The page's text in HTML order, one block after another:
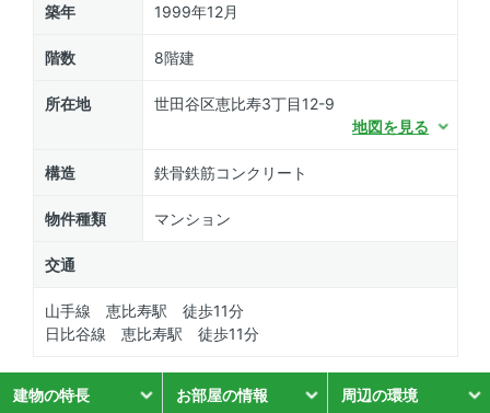
築年 1999年12月
階数 8階建
所在地
世田谷区恵比寿3丁目12-9
地図を見る
構造 鉄骨鉄筋コンクリート
物件種類 マンション
交通
山手線 恵比寿駅 徒歩11分
日比谷線 恵比寿駅 徒歩11分
建物の特長 お部屋の情報 周辺の環境